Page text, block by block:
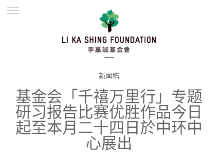
並肩同行
繁體
新闻稿
基金会「千禧万里行」专题
研习报告比赛优胜作品今日
起至本月二十四日於中环中
心展出